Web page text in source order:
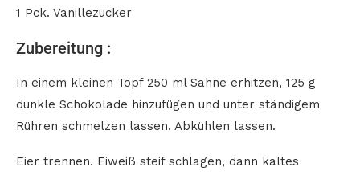
1 Pck. Vanillezucker
Zubereitung :
In einem kleinen Topf 250 ml Sahne erhitzen, 125 g
dunkle Schokolade hinzufügen und unter ständigem
Rühren schmelzen lassen. Abkühlen lassen.
Eier trennen. Eiweiß steif schlagen, dann kaltes